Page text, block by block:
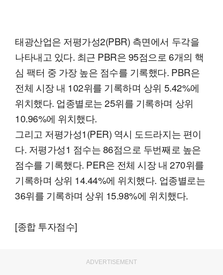
태광산업은 저평가성2(PBR) 측면에서 두각을
나타내고 있다. 최근 PBR은 95점으로 6개의 핵
심 팩터 중 가장 높은 점수를 기록했다. PBR은
전체 시장 내 102위를 기록하며 상위 5.42%에
위치했다. 업종별로는 25위를 기록하며 상위
10.96%에 위치했다.
그리고 저평가성1(PER) 역시 도드라지는 편이
다. 저평가성1 점수는 86점으로 두번째로 높은
점수를 기록했다. PER은 전체 시장 내 270위를
기록하며 상위 14.44%에 위치했다. 업종별로는
36위를 기록하며 상위 15.98%에 위치했다.
[종합 투자점수]
ADVERTISEMENT